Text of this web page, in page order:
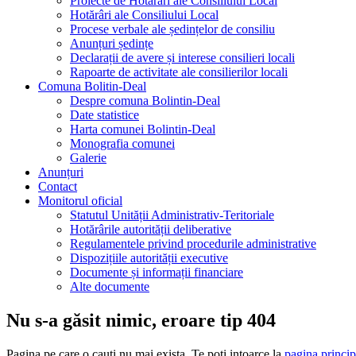
Hotărâri ale Consiliului Local
Procese verbale ale ședințelor de consiliu
Anunțuri ședințe
Declarații de avere și interese consilieri locali
Rapoarte de activitate ale consilierilor locali
Comuna Bolitin-Deal
Despre comuna Bolintin-Deal
Date statistice
Harta comunei Bolintin-Deal
Monografia comunei
Galerie
Anunțuri
Contact
Monitorul oficial
Statutul Unității Administrativ-Teritoriale
Hotărârile autorității deliberative
Regulamentele privind procedurile administrative
Dispozițiile autorității executive
Documente și informații financiare
Alte documente
Nu s-a găsit nimic, eroare tip 404